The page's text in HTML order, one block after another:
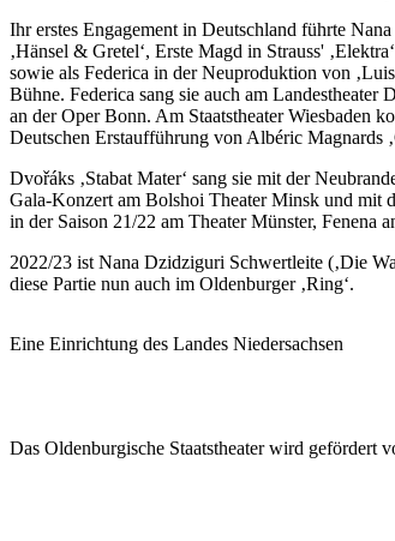
Ihr erstes Engagement in Deutschland führte
‚Hänsel & Gretel‘, Erste Magd in Strauss'
sowie als Federica in der Neuproduktion von
Bühne. Federica sang sie auch am
an der Oper Bonn. Am Staatstheater Wiesbaden
Deutschen Erstaufführung von Albéric Magnards
Dvořáks ‚Stabat Mater‘ sang sie mit der
Gala-Konzert am Bolshoi Theater Minsk und mit
in der Saison 21/22 am Theater Münster, Fenena
2022/23 ist Nana Dzidziguri Schwertleite (‚Die
diese Partie nun auch im Oldenburger ‚Ring‘.
Eine Einrichtung des Landes Niedersachsen
Das Oldenburgische Staatstheater wird gefördert